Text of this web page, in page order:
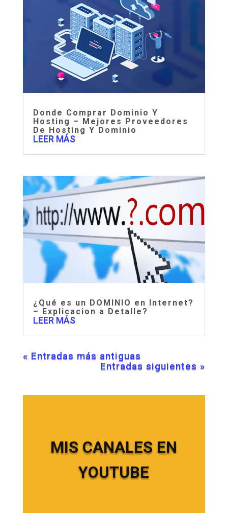
Donde Comprar Dominio Y
Hosting – Mejores Proveedores
De Hosting Y Dominio
LEER MÁS
¿Qué es un DOMINIO en Internet?
– Explicacion a Detalle?
LEER MÁS
« Entradas más antiguas
Entradas siguientes »
MIS CANALES EN
YOUTUBE